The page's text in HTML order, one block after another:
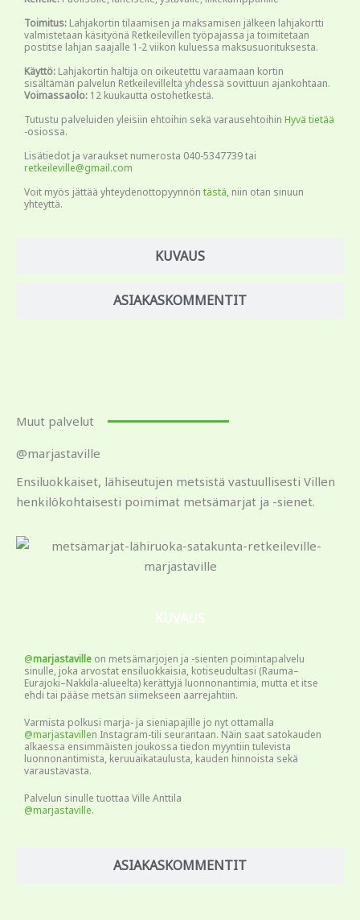
KUVAUS
ASIAKASKOMMENTIT
Toimitus: Lahjakortin tilaamisen ja maksamisen jälkeen lahjakortti
valmistetaan käsityönä Retkeilevillen työpajassa ja toimitetaan
postitse lahjan saajalle 1-2 viikon kuluessa maksusuorituksesta.
Käyttö: Lahjakortin haltija on oikeutettu varaamaan kortin
sisältämän palvelun Retkeilevilleltä yhdessä sovittuun ajankohtaan.
Voimassaolo: 12 kuukautta ostohetkestä.
Tutustu palveluiden yleisiin ehtoihin sekä varausehtoihin Hyvä tietää
-osiossa.
Lisätiedot ja varaukset numerosta 040-5347739 tai
retkeileville@gmail.com
Voit myös jättää yhteydenottopyynnön tästä, niin otan sinuun
yhteyttä.
Muut palvelut
@marjastaville
Ensiluokkaiset, lähiseutujen metsistä vastuullisesti Villen
henkilökohtaisesti poimimat metsämarjat ja -sienet.
KUVAUS
ASIAKASKOMMENTIT
@marjastaville on metsämarjojen ja -sienten poimintapalvelu
sinulle, joka arvostat ensiluokkaisia, kotiseudultasi (Rauma–
Eurajoki–Nakkila-alueelta) kerättyjä luonnonantimia, mutta et itse
ehdi tai pääse metsän siimekseen aarrejahtiin.
Varmista polkusi marja- ja sieniapajille jo nyt ottamalla
@marjastavillen Instagram-tili seurantaan. Näin saat satokauden
alkaessa ensimmäisten joukossa tiedon myyntiin tulevista
luonnonantimista, keruuaikataulusta, kauden hinnoista sekä
varaustavasta.
Palvelun sinulle tuottaa Ville Anttila
@marjastaville.